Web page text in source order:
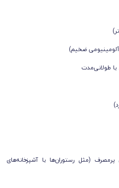
آلومینیومی ضخیم)
طولانی‌مدت
(مثل رستوران‌ها یا آشپزخانه‌های